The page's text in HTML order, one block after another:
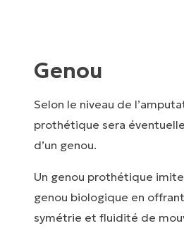
Genou
Selon le niveau de
prothétique sera
d’un genou.
Un genou prothétique
genou biologique en
symétrie et fluidité de